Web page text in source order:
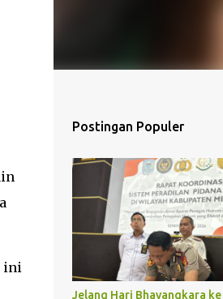
ini
Postingan Populer
Jelang Hari Bhayangkara